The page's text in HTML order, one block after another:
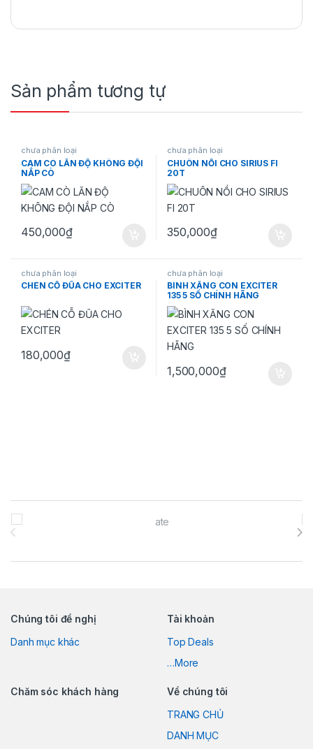
Sản phẩm tương tự
chưa phân loại
CAM CÒ LĂN ĐỘ KHÔNG ĐỘI
NẮP CÒ
450,000₫
chưa phân loại
CHUÔN NỒI CHO SIRIUS FI
20T
350,000₫
chưa phân loại
CHÉN CỖ ĐŨA CHO EXCITER
180,000₫
chưa phân loại
BÌNH XĂNG CON EXCITER
135 5 SỐ CHÍNH HÃNG
1,500,000₫
Brands Carousel
Chúng tôi đề nghị
Danh mục khác
Tài khoản
Top Deals
…More
Chăm sóc khách hàng
Về chúng tôi
TRANG CHỦ
DANH MỤC